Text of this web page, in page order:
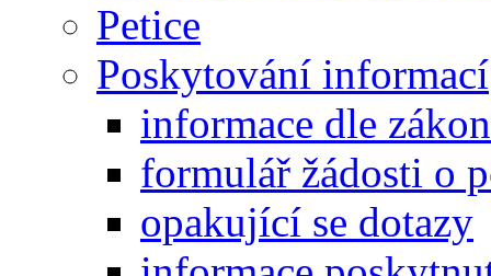
Petice
Poskytování informací
informace dle
formulář žádosti o
opakující se dotazy